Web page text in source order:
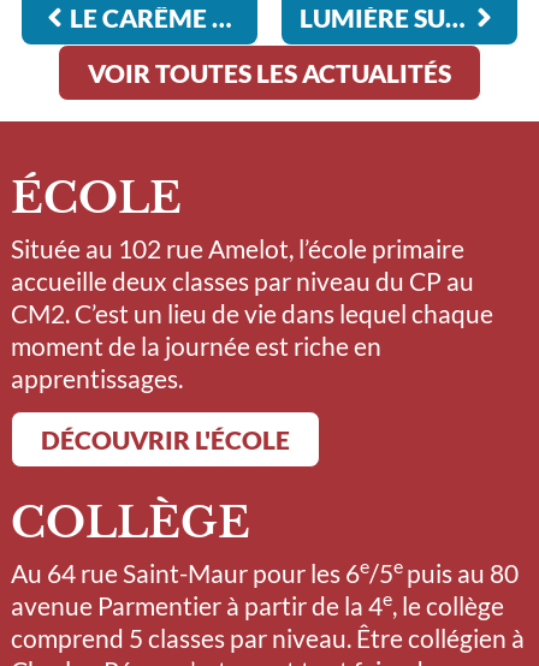
LE CARÊME À CHARLES-PÉGUY
LUMIÈRE SUR LES ARTISTES DE DEMAIN !
VOIR TOUTES LES ACTUALITÉS
ÉCOLE
Située au 102 rue Amelot, l’école primaire
accueille deux classes par niveau du CP au
CM2. C’est un lieu de vie dans lequel chaque
moment de la journée est riche en
apprentissages.
DÉCOUVRIR L'ÉCOLE
COLLÈGE
Au 64 rue Saint-Maur pour les 6e/5e puis au 80
avenue Parmentier à partir de la 4e, le collège
comprend 5 classes par niveau. Être collégien à